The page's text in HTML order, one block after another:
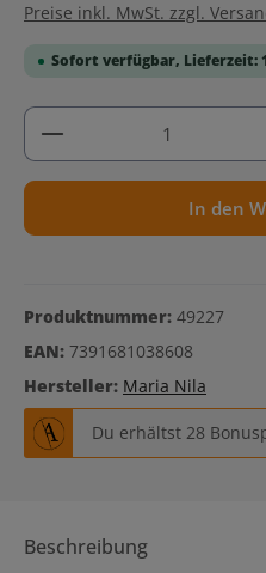
Preise inkl. MwSt. zzgl.
Sofort verfügbar, Lieferzeit:
Produkt Anzahl: Gib
In den
Produktnummer: 49227
EAN: 7391681038608
Hersteller: Maria Nila
Du erhältst 28
Beschreibung